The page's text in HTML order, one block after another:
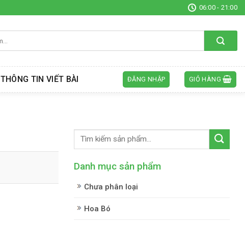
06:00 - 21:00
THÔNG TIN VIẾT BÀI ĐĂNG NHẬP GIỎ HÀNG
Danh mục sản phẩm
Chưa phân loại
Hoa Bó